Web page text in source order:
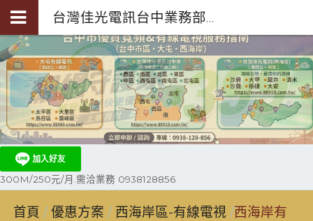
台灣佳光電訊台中業務部陳聖閎-第四台光纖裝機0938-128-856
300M/250元/月.需洽業務 0938128856
首頁 優惠方案 西海岸區-有線電視 西海岸有